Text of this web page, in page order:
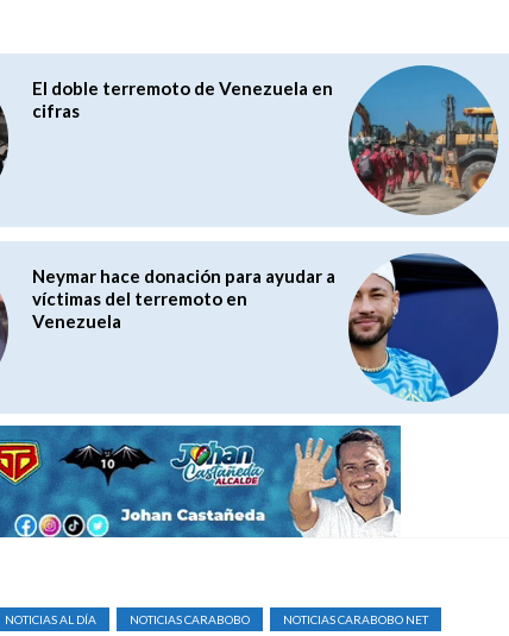
El doble terremoto de Venezuela en
cifras
Neymar hace donación para ayudar a
víctimas del terremoto en
Venezuela
NOTICIAS AL DÍA NOTICIAS CARABOBO NOTICIAS CARABOBO NET